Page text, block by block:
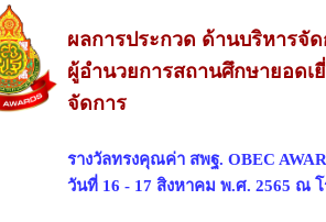
ผลการประกวด ด้านบริหารจัด
ผู้อำนวยการสถานศึกษายอดเ
จัดการ
รางวัลทรงคุณค่า สพฐ. OBEC
วันที่ 16 - 17 สิงหาคม พ.ศ. 2565 ณ